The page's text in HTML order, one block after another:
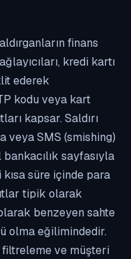
finans
kredi kartı
ederek
kodu veya kart
kapsar. Saldırı
SMS (smishing)
sayfasıyla
süre içinde para
tipik olarak
benzeyen sahte
olma eğilimindedir.
ve müşteri